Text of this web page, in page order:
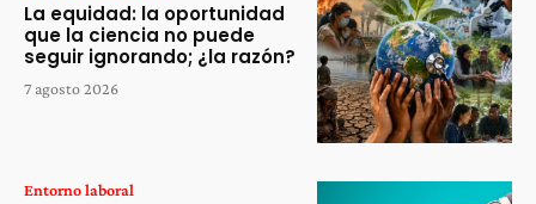
La equidad: la oportunidad
que la ciencia no puede
seguir ignorando; ¿la razón?
7 agosto 2026
Entorno laboral